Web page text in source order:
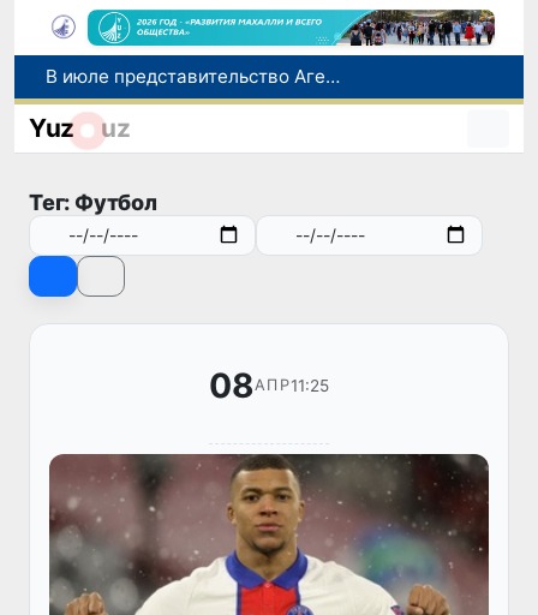
В июле представительство Агентства миграции в Москве оказало помощь более 1,8 тысячам граждан Узбекистана
Сборная Узбекистана вышла в четвертьфинал «Игр Будущего - 2026» в Астане
В Узбекистане стартовал месячник Целей устойчивого развития
Yuz uz
Тег: Футбол
08АПР11:25